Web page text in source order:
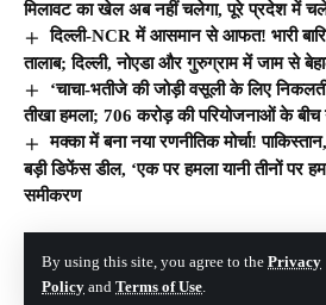
By using this site, you agree to the Privacy
Policy and Terms of Use.
मिलावट का खेल अब नहीं चलेगा, पूरे प्रदेश में
दिल्ली-NCR में आसमान से आफत! भारी
तालाब; दिल्ली, नोएडा और गुरुग्राम में जाम से
‘चाचा-भतीजे की जोड़ी वसूली के लिए
तीखा हमला; 706 करोड़ की परियोजनाओं के बीच
मक्का में बना नया रणनीतिक मोर्चा!
बड़ी डिफेंस डील, ‘एक पर हमला यानी तीनों पर
समीकरण
© The Hill India. All Rights Reserved |